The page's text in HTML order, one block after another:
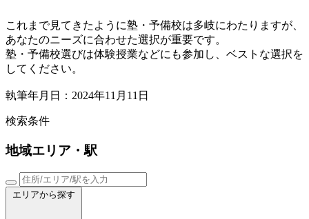
これまで見てきたように塾・予備校は多岐にわたりますが、
あなたのニーズに合わせた選択が重要です。
塾・予備校選びは体験授業などにも参加し、ベストな選択を
してください。
執筆年月日：2024年11月11日
検索条件
地域エリア・駅
エリアから探す